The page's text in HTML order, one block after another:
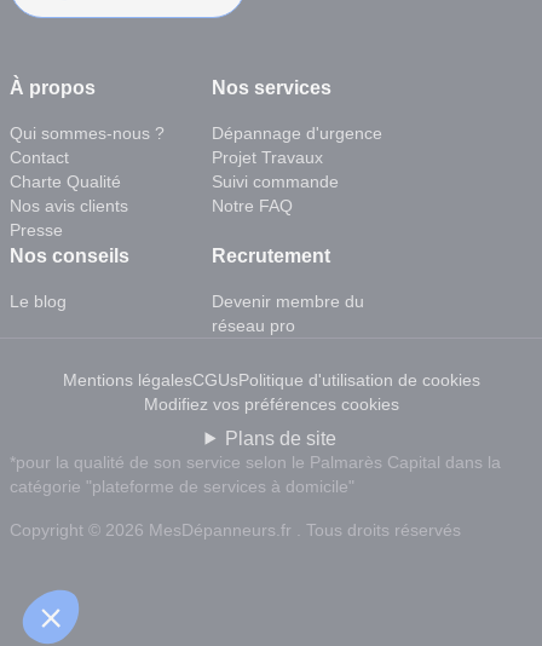
À propos
Qui sommes-nous ?
Contact
Charte Qualité
Nos avis clients
Presse
Nos services
Dépannage d'urgence
Projet Travaux
Suivi commande
Notre FAQ
Nos conseils
Le blog
Recrutement
Devenir membre du
réseau pro
*pour la qualité de son service selon le Palmarès Capital dans la
catégorie "plateforme de services à domicile"
Copyright © 2026 MesDépanneurs.fr . Tous droits réservés
Mentions légalesCGUsPolitique d'utilisation de cookies
Modifiez vos préférences cookies
Plans de site